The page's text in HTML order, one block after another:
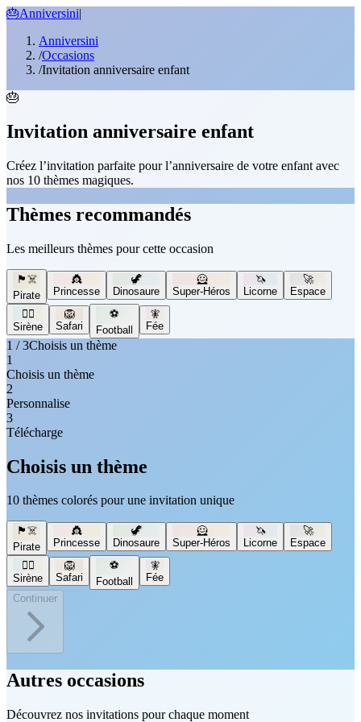
🎂Anniversini|
Anniversini
/Occasions
/Invitation anniversaire enfant
🎂
Invitation anniversaire enfant
Créez l’invitation parfaite pour l’anniversaire de votre enfant avec
nos 10 thèmes magiques.
Thèmes recommandés
Les meilleurs thèmes pour cette occasion
🏴‍☠️
Pirate
👸
Princesse
🦖
Dinosaure
🦸
Super-Héros
🦄
Licorne
🚀
Espace
🧜‍♀️
Sirène
🦁
Safari
⚽
Football
🧚
Fée
1 / 3Choisis un thème
1
Choisis un thème
2
Personnalise
3
Télécharge
Choisis un thème
10 thèmes colorés pour une invitation unique
🏴‍☠️
Pirate
👸
Princesse
🦖
Dinosaure
🦸
Super-Héros
🦄
Licorne
🚀
Espace
🧜‍♀️
Sirène
🦁
Safari
⚽
Football
🧚
Fée
Continuer
Autres occasions
Découvrez nos invitations pour chaque moment